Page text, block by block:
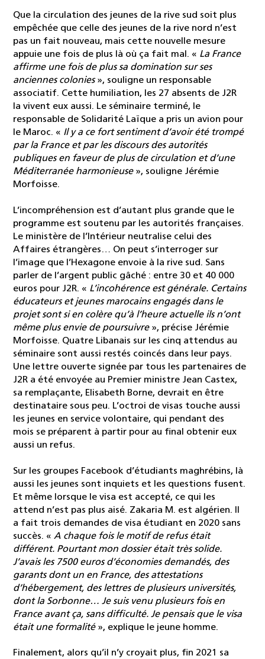
Que la circulation des jeunes de la rive sud soit plus
empêchée que celle des jeunes de la rive nord n’est
pas un fait nouveau, mais cette nouvelle mesure
appuie une fois de plus là où ça fait mal. « La France
affirme une fois de plus sa domination sur ses
anciennes colonies», souligne un responsable
associatif. Cette humiliation, les 27 absents de J2R
la vivent eux aussi. Le séminaire terminé, le
responsable de Solidarité Laïque a pris un avion pour
le Maroc. « Il y a ce fort sentiment d’avoir été trompé
par la France et par les discours des autorités
publiques en faveur de plus de circulation et d’une
Méditerranée harmonieuse », souligne Jérémie
Morfoisse.
L’incompréhension est d’autant plus grande que le
programme est soutenu par les autorités françaises.
Le ministère de l’Intérieur neutralise celui des
Affaires étrangères… On peut s’interroger sur
l’image que l’Hexagone envoie à la rive sud. Sans
parler de l’argent public gâché : entre 30 et 40 000
euros pour J2R. « L’incohérence est générale. Certains
éducateurs et jeunes marocains engagés dans le
projet sont si en colère qu’à l’heure actuelle ils n’ont
même plus envie de poursuivre », précise Jérémie
Morfoisse. Quatre Libanais sur les cinq attendus au
séminaire sont aussi restés coincés dans leur pays.
Une lettre ouverte signée par tous les partenaires de
J2R a été envoyée au Premier ministre Jean Castex,
sa remplaçante, Elisabeth Borne, devrait en être
destinataire sous peu. L’octroi de visas touche aussi
les jeunes en service volontaire, qui pendant des
mois se préparent à partir pour au final obtenir eux
aussi un refus.
Sur les groupes Facebook d’étudiants maghrébins, là
aussi les jeunes sont inquiets et les questions fusent.
Et même lorsque le visa est accepté, ce qui les
attend n’est pas plus aisé. Zakaria M. est algérien. Il
a fait trois demandes de visa étudiant en 2020 sans
succès. « A chaque fois le motif de refus était
différent. Pourtant mon dossier était très solide.
J’avais les 7500 euros d’économies demandés, des
garants dont un en France, des attestations
d’hébergement, des lettres de plusieurs universités,
dont la Sorbonne… Je suis venu plusieurs fois en
France avant ça, sans difficulté. Je pensais que le visa
était une formalité », explique le jeune homme.
Finalement, alors qu’il n’y croyait plus, fin 2021 sa